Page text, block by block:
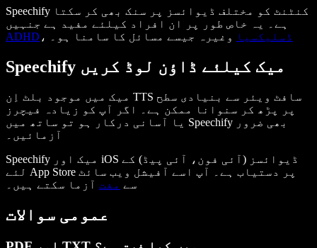
Speechify کنٹنٹ کو مختلف ڈیوائسز پر سنک بھی کر سکتا
ہے۔ یہ خاص طور پر ان افراد کیلئے مفید ہے جنہیں
ADHD ، ڈسلیکسیا وغیرہ جیسے مسائل کا سامنا ہو۔
Speechify میک کیلئے ڈاؤن لوڈ کریں
میک میں موجود بلٹ اِن TTS سافٹ ویئر سے بنیادی سطح
پر پڑھ کر سنوانا ممکن ہے۔ اگر آپ کو زیادہ فیچرز
یا آسانی درکار ہو تو ساتھ میں Speechify بھی ضرور
آزمائیں۔
Speechify میک اور iOS ڈیوائسز (آئی فون، آئی پیڈ) کے
لئے App Store پر دستیاب ہے۔ آپ اسے آفیشل ویب سائٹ
سے مفت آزما سکتے ہیں۔
عمومی سوالات